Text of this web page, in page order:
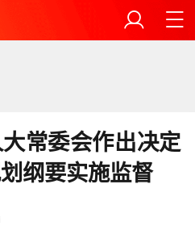
常委会作出决定
纲要实施监督